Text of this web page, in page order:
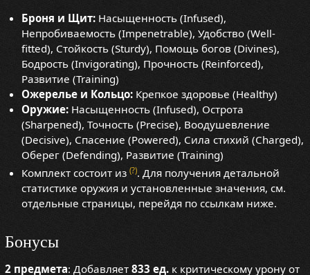
Броня и Щит: Насыщенность (Infused),
Непробиваемость (Impenetrable), Удобство (Well-
fitted), Стойкость (Sturdy), Помощь богов (Divines),
Бодрость (Invigorating), Прочность (Reinforced),
Развитие (Training)
Ожерелье и Кольцо: Крепкое здоровье (Healthy)
Оружие: Насыщенность (Infused), Острота
(Sharpened), Точность (Precise), Воодушевление
(Decisive), Спасение (Powered), Сила стихий (Charged),
Оберег (Defending), Развитие (Training)
Комплект состоит из(?). Для получения детальной
статистике оружия и установленные значения, см.
отдельные страницы, перейдя по ссылкам ниже.
Бонусы
2 предмета: Добавляет 833 ед.к критическому урону от